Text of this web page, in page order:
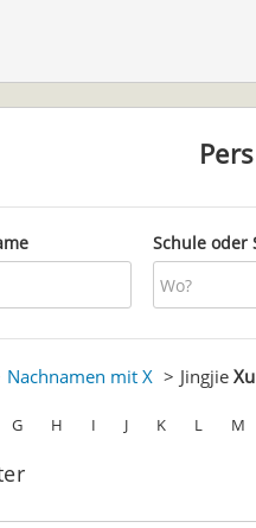
Schule oder
Nachnamen mit X Jingjie Xu
G H I J K L M